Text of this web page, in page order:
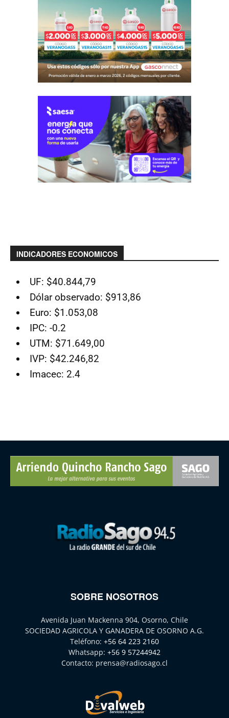
INDICADORES ECONOMICOS
UF: $40.844,79
Dólar observado: $913,86
Euro: $1.053,08
IPC: -0.2
UTM: $71.649,00
IVP: $42.246,82
Imacec: 2.4
SOBRE NOSOTROS
Avenida Juan Mackenna 904, Osorno, Chile
SOCIEDAD AGRICOLA Y GANADERA DE OSORNO A.G.
Teléfono: +56 64 223 2160
Whatsapp: +56 9 57244942
Contacto: prensa@radiosago.cl